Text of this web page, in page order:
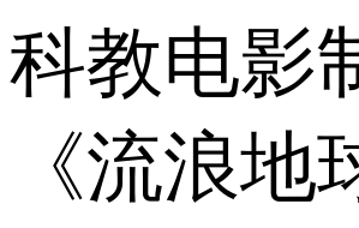
科教电影
《流浪